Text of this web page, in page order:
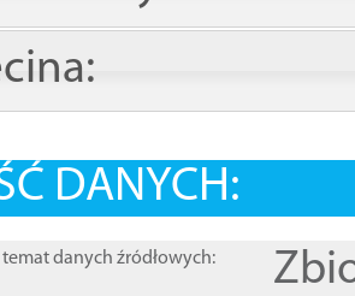
DANYCH:
temat danych źródłowych: